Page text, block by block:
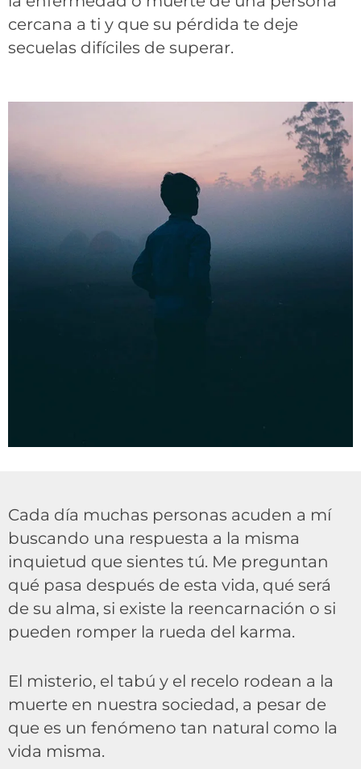
cercana a ti y que su pérdida te deje
secuelas difíciles de superar.
Cada día muchas personas acuden a mí
buscando una respuesta a la misma
inquietud que sientes tú. Me preguntan
qué pasa después de esta vida, qué será
de su alma, si existe la reencarnación o si
pueden romper la rueda del karma.
El misterio, el tabú y el recelo rodean a la
muerte en nuestra sociedad, a pesar de
que es un fenómeno tan natural como la
vida misma.